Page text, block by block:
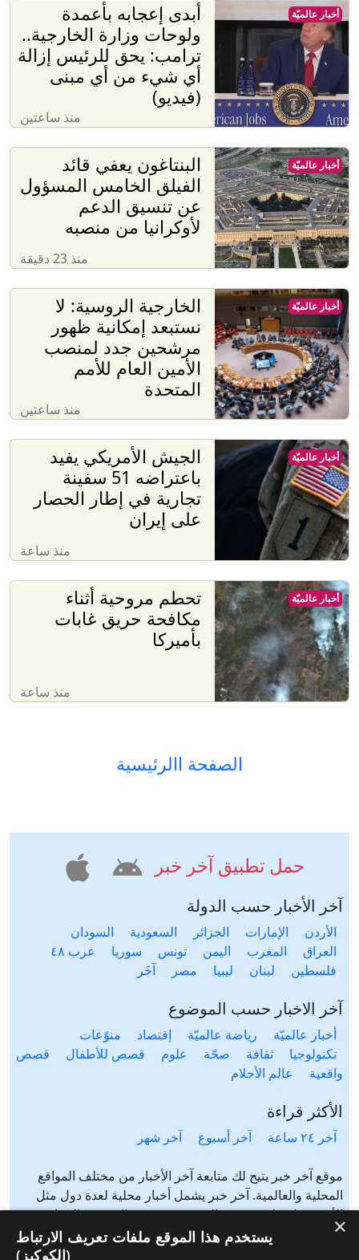
أبدى إعجابه بأعمدة
ولوحات وزارة الخارجية..
ترامب: يحق للرئيس إزالة
أي شيء من أي مبنى
(فيديو)
منذ ساعتين
أخبار عالميّة
البنتاغون يعفي قائد
الفيلق الخامس المسؤول
عن تنسيق الدعم
لأوكرانيا من منصبه
منذ 23 دقيقة
أخبار عالميّة
الخارجية الروسية: لا
نستبعد إمكانية ظهور
مرشحين جدد لمنصب
الأمين العام للأمم
المتحدة
منذ ساعتين
أخبار عالميّة
الجيش الأمريكي يفيد
باعتراضه 51 سفينة
تجارية في إطار الحصار
على إيران
منذ ساعة
أخبار عالميّة
تحطم مروحية أثناء
مكافحة حريق غابات
بأميركا
منذ ساعة
أخبار عالميّة
الصفحة االرئيسية
حمل تطبيق آخر خبر
آخر الأخبار حسب الدولة
الأردن الإمارات الجزائر السعودية
السودان
العراق
المغرب اليمن تونس سوريا
عرب ٤٨
فلسطين
لبنان ليبيا مصر آخَر
آخر الاخبار حسب الموضوع
أخبار عالميّة رياضة عالميّة إقتصاد
منوّعات
تكنولوجيا
ثقافة صحّة علوم قصص للأطفال
قصص
واقعية
عالم الأحلام
الأكثر قراءة
آخر ٢٤ ساعة آخر أسبوع آخر شهر
موقع آخر خبر يتيح لك متابعة آخر الأخبار من مختلف المواقع
المحلية والعالمية. آخر خبر يشمل أخبار محلية لعدة دول مثل
الأردن، فلسطين، مصر، السعودية، تونس، المغرب، الجزائر،
عرب ٤٨، لبنان، العراق، اليمن وغيرها آخر خبر يتيح متابعة أخبار
من شتى المواضيع مثل: أخبار محلية، أخبار عالمية، رياضة،
×
يستخدم هذا الموقع ملفات تعريف الارتباط
(الكوكيز)